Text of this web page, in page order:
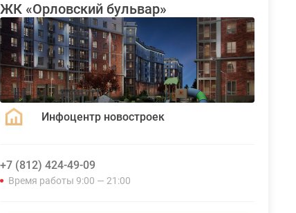
ЖК «Орловский бульвар»
Инфоцентр новостроек
+7 (812) 424-49-09
Время работы 9:00 — 21:00